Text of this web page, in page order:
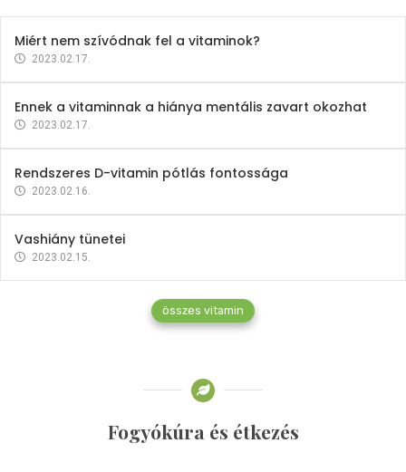
Miért nem szívódnak fel a vitaminok?
2023.02.17.
Ennek a vitaminnak a hiánya mentális zavart okozhat
2023.02.17.
Rendszeres D-vitamin pótlás fontossága
2023.02.16.
Vashiány tünetei
2023.02.15.
összes vitamin
Fogyókúra és étkezés